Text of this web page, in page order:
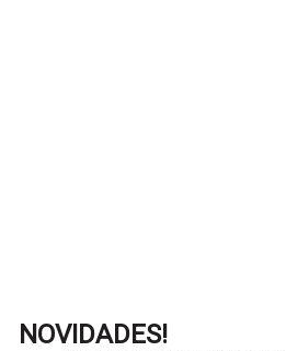
NOVIDADES!